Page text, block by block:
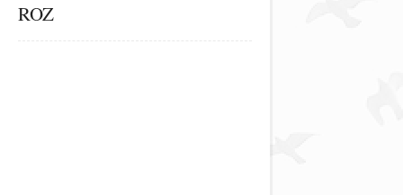
ROZ